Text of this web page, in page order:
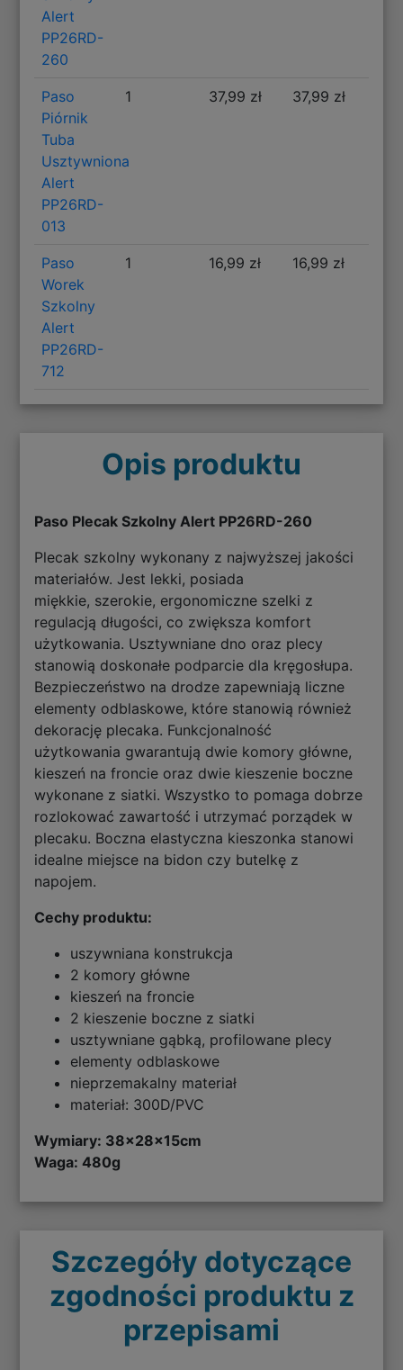
Alert
PP26RD-
260
Paso
Piórnik
Tuba
Usztywniona
Alert
PP26RD-
013
1 37,99 zł 37,99 zł
Paso
Worek
Szkolny
Alert
PP26RD-
712
1 16,99 zł 16,99 zł
Opis produktu
Paso Plecak Szkolny Alert PP26RD-260
Plecak szkolny wykonany z najwyższej jakości
materiałów. Jest lekki, posiada
miękkie, szerokie, ergonomiczne szelki z
regulacją długości, co zwiększa komfort
użytkowania. Usztywniane dno oraz plecy
stanowią doskonałe podparcie dla kręgosłupa.
Bezpieczeństwo na drodze zapewniają liczne
elementy odblaskowe, które stanowią również
dekorację plecaka. Funkcjonalność
użytkowania gwarantują dwie komory główne,
kieszeń na froncie oraz dwie kieszenie boczne
wykonane z siatki. Wszystko to pomaga dobrze
rozlokować zawartość i utrzymać porządek w
plecaku. Boczna elastyczna kieszonka stanowi
idealne miejsce na bidon czy butelkę z
napojem.
Cechy produktu:
uszywniana konstrukcja
2 komory główne
kieszeń na froncie
2 kieszenie boczne z siatki
usztywniane gąbką, profilowane plecy
elementy odblaskowe
nieprzemakalny materiał
materiał: 300D/PVC
Wymiary: 38x28x15cm
Waga: 480g
Szczegóły dotyczące
zgodności produktu z
przepisami